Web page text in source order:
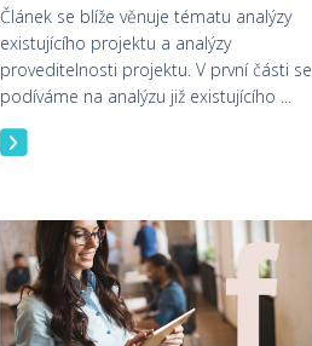
Článek se blíže věnuje tématu analýzy
existujícího projektu a analýzy
proveditelnosti projektu. V první části se
podíváme na analýzu již existujícího ...